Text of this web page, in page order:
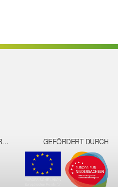
MITGLIED DER LNG TASKFORCE GEFÖRDERT DURCH